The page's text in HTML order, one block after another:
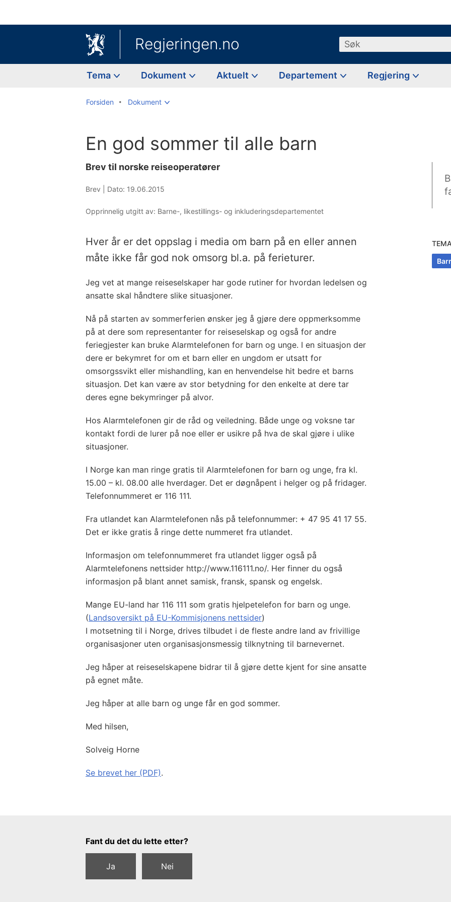
Regjeringen.no Søk
Tema Dokument Aktuelt Departement Regjering
Forsiden Dokument
En god sommer til alle barn
Brev til norske reiseoperatører
Brev | Dato: 19.06.2015
Opprinnelig utgitt av: Barne-, likestillings- og inkluderingsdepartementet
Hver år er det oppslag i media om barn på en eller annen
måte ikke får god nok omsorg bl.a. på ferieturer.
Jeg vet at mange reiseselskaper har gode rutiner for hvordan ledelsen og
ansatte skal håndtere slike situasjoner.
Nå på starten av sommerferien ønsker jeg å gjøre dere oppmerksomme
på at dere som representanter for reiseselskap og også for andre
feriegjester kan bruke Alarmtelefonen for barn og unge. I en situasjon der
dere er bekymret for om et barn eller en ungdom er utsatt for
omsorgssvikt eller mishandling, kan en henvendelse hit bedre et barns
situasjon. Det kan være av stor betydning for den enkelte at dere tar
deres egne bekymringer på alvor.
Hos Alarmtelefonen gir de råd og veiledning. Både unge og voksne tar
kontakt fordi de lurer på noe eller er usikre på hva de skal gjøre i ulike
situasjoner.
I Norge kan man ringe gratis til Alarmtelefonen for barn og unge, fra kl.
15.00 – kl. 08.00 alle hverdager. Det er døgnåpent i helger og på fridager.
Telefonnummeret er 116 111.
Fra utlandet kan Alarmtelefonen nås på telefonnummer: + 47 95 41 17 55.
Det er ikke gratis å ringe dette nummeret fra utlandet.
Informasjon om telefonnummeret fra utlandet ligger også på
Alarmtelefonens nettsider http://www.116111.no/. Her finner du også
informasjon på blant annet samisk, fransk, spansk og engelsk.
Mange EU-land har 116 111 som gratis hjelpetelefon for barn og unge.
(Landsoversikt på EU-Kommisjonens nettsider)
I motsetning til i Norge, drives tilbudet i de fleste andre land av frivillige
organisasjoner uten organisasjonsmessig tilknytning til barnevernet.
Jeg håper at reiseselskapene bidrar til å gjøre dette kjent for sine ansatte
på egnet måte.
Jeg håper at alle barn og unge får en god sommer.
Med hilsen,
Solveig Horne
Se brevet her (PDF).
TEMA
Tilbakemeldingsskjema
Fant du det du lette etter?
Ja Nei